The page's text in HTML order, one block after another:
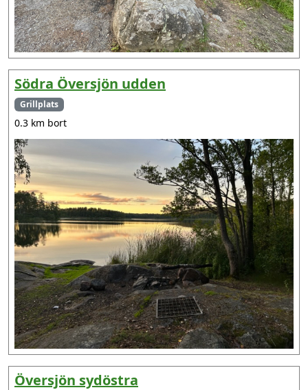
Södra Översjön udden
Grillplats
0.3 km bort
Översjön sydöstra